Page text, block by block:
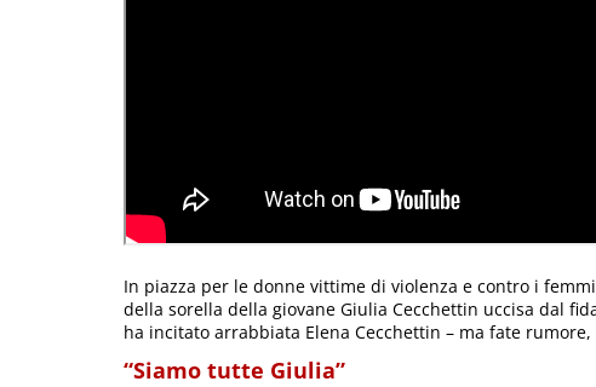
In piazza per le donne vittime di violenza e contro i
della sorella della giovane Giulia Cecchettin uccisa dal
ha incitato arrabbiata Elena Cecchettin – ma fate
“Siamo tutte Giulia”